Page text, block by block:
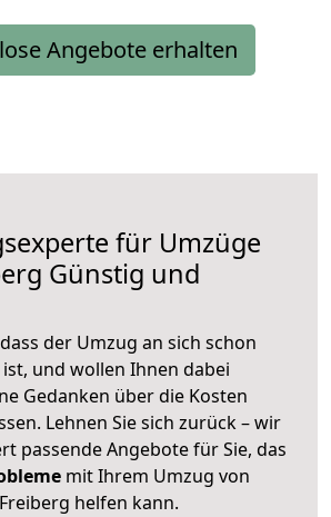
Angebote erhalten
für Umzüge
Günstig und
der Umzug an sich schon
und wollen Ihnen dabei
Gedanken über die Kosten
Lehnen Sie sich zurück – wir
passende Angebote für Sie, das
mit Ihrem Umzug von
helfen kann.